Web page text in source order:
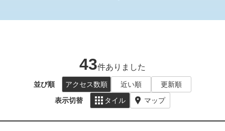
43件ありました
並び順 アクセス数順 近い順
更新順
表示切替
タイル マップ